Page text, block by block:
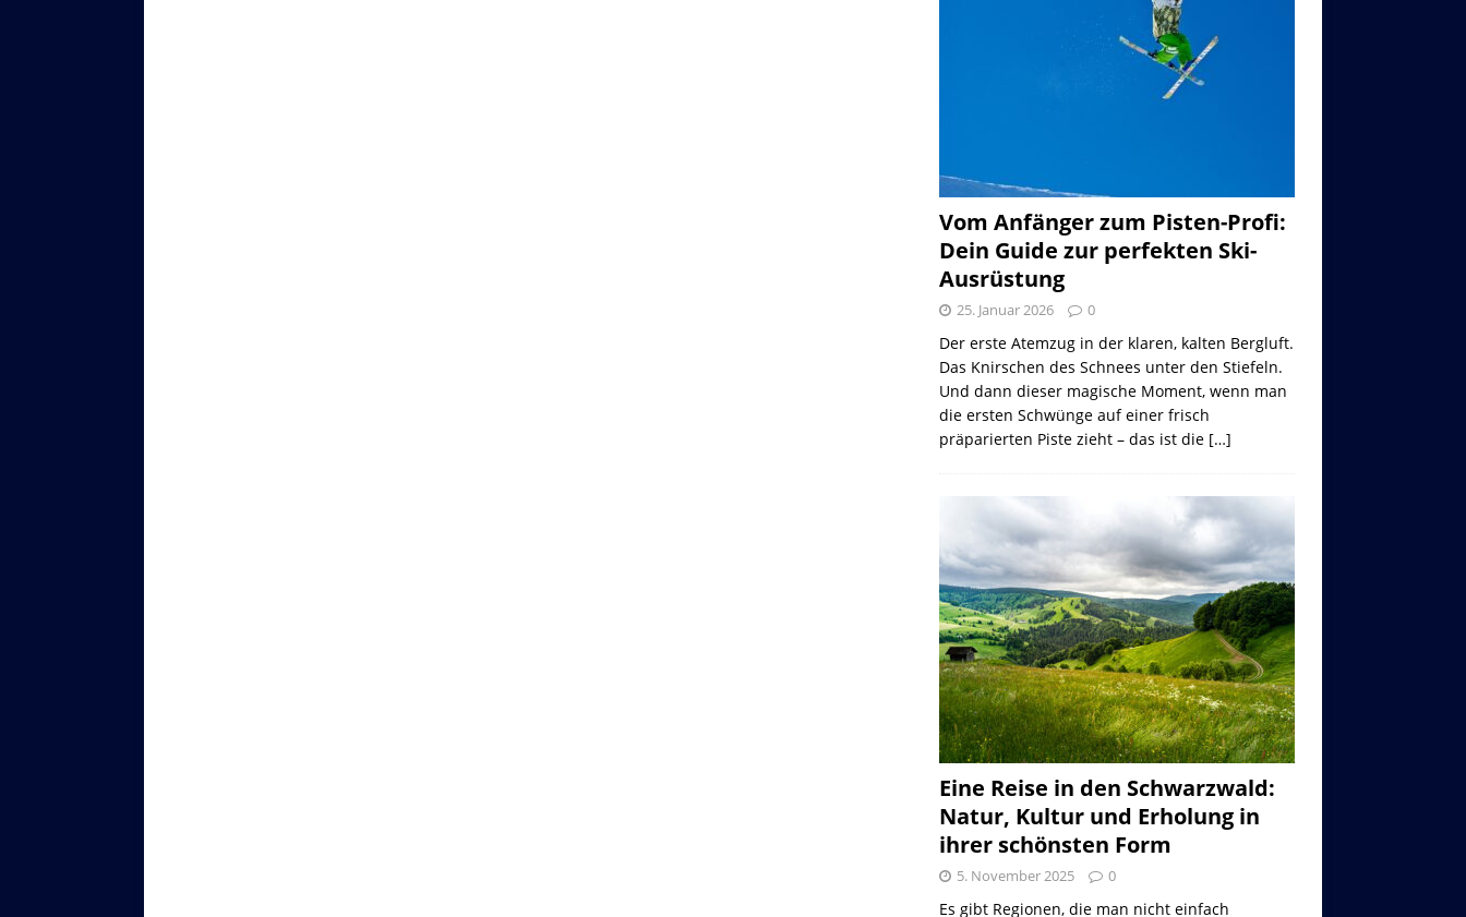
Vom Anfänger zum Pisten-Profi:
Dein Guide zur perfekten Ski-
Ausrüstung
25. Januar 2026 0
Der erste Atemzug in der klaren, kalten Bergluft.
Das Knirschen des Schnees unter den Stiefeln.
Und dann dieser magische Moment, wenn man
die ersten Schwünge auf einer frisch
präparierten Piste zieht – das ist die […]
Eine Reise in den Schwarzwald:
Natur, Kultur und Erholung in
ihrer schönsten Form
5. November 2025 0
Es gibt Regionen, die man nicht einfach